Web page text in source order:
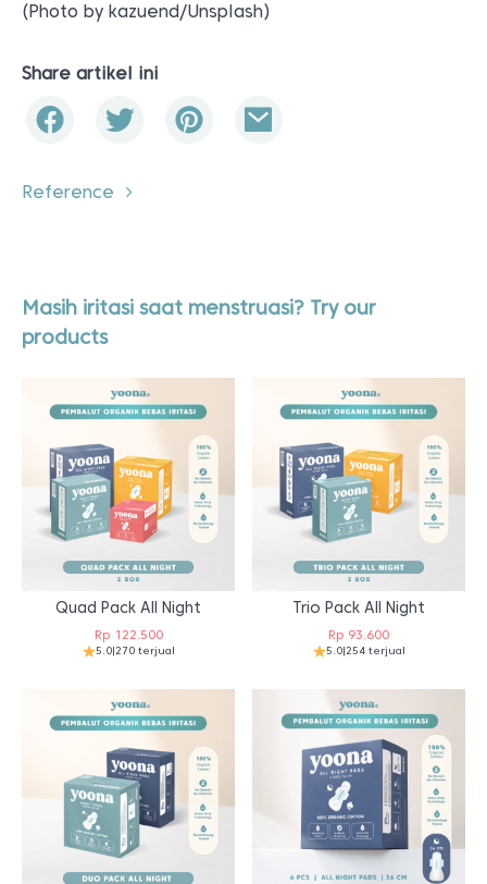
(Photo by kazuend/Unsplash)
Share artikel ini
Reference
Masih iritasi saat menstruasi? Try our
products
Quad Pack All Night
Rp122.500
5.0|270 terjual
Trio Pack All Night
Rp 93.600
5.0|254 terjual